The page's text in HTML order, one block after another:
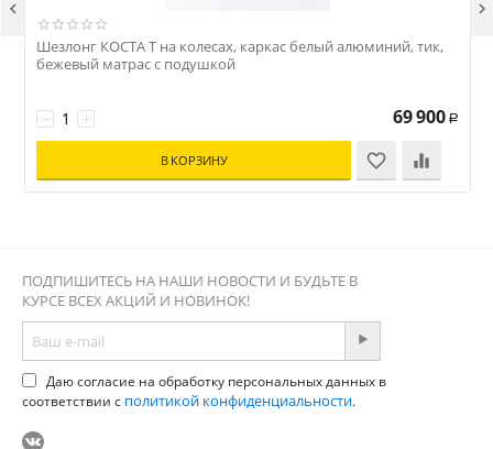
Шезлонг КОСТА Т на колесах, каркас белый алюминий, тик,
бежевый матрас с подушкой
+
− 69 900 Р
В КОРЗИНУ
 
ПОДПИШИТЕСЬ НА НАШИ НОВОСТИ И БУДЬТЕ В
КУРСЕ ВСЕХ АКЦИЙ И НОВИНОК!
Даю согласие на обработку персональных данных в
соответствии с политикой конфиденциальности.